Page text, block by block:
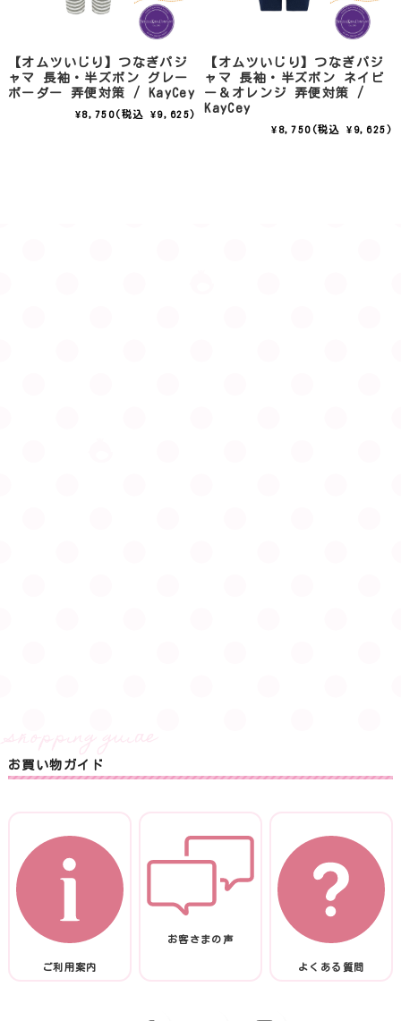
【オムツいじり】つなぎパジ
ャマ 長袖・半ズボン グレー
ボーダー 弄便対策 / KayCey
¥8,750(税込 ¥9,625)
【オムツいじり】つなぎパジ
ャマ 長袖・半ズボン ネイビ
ー＆オレンジ 弄便対策 /
KayCey
¥8,750 (税込 ¥9,625)
お買い物ガイド
ご利用案内
お客さまの声
よくある質問